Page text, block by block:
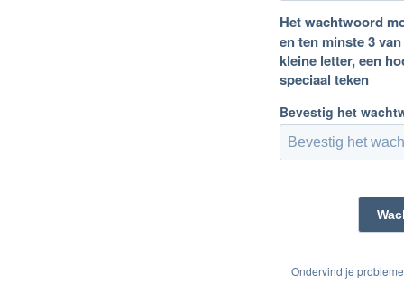
Het wachtwoord
en ten minste 3
kleine letter, een
speciaal teken
Bevestig het
Ondervind je